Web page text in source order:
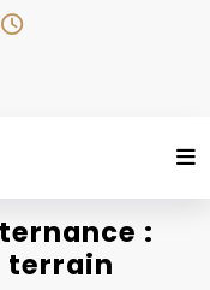
:
terrain